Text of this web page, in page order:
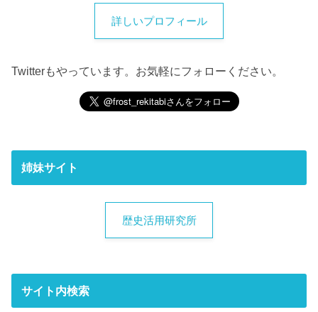
詳しいプロフィール
Twitterもやっています。お気軽にフォローください。
姉妹サイト
歴史活用研究所
サイト内検索